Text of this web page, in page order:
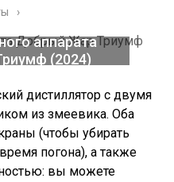
аппарата
(2024)
дистиллятор с двумя
из змеевика. Оба
(чтобы убирать
погона), а также
вы можете